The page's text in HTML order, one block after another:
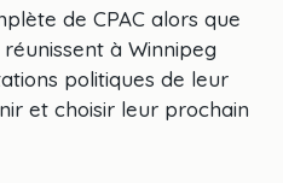
de CPAC alors que
à Winnipeg
politiques de leur
et choisir leur prochain